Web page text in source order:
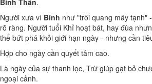
Bính Thân.
Người xưa ví Bính như "trời quang mây tạnh"
rõ ràng. Người tuổi Khỉ hoạt bát, hay đùa
thể bứt phá khỏi giới hạn ngày - nhưng cần
Hợp cho ngày cần quyết tâm cao.
Là ngày của sự thanh lọc, Trừ giúp gạt bỏ
ngoại cảnh.